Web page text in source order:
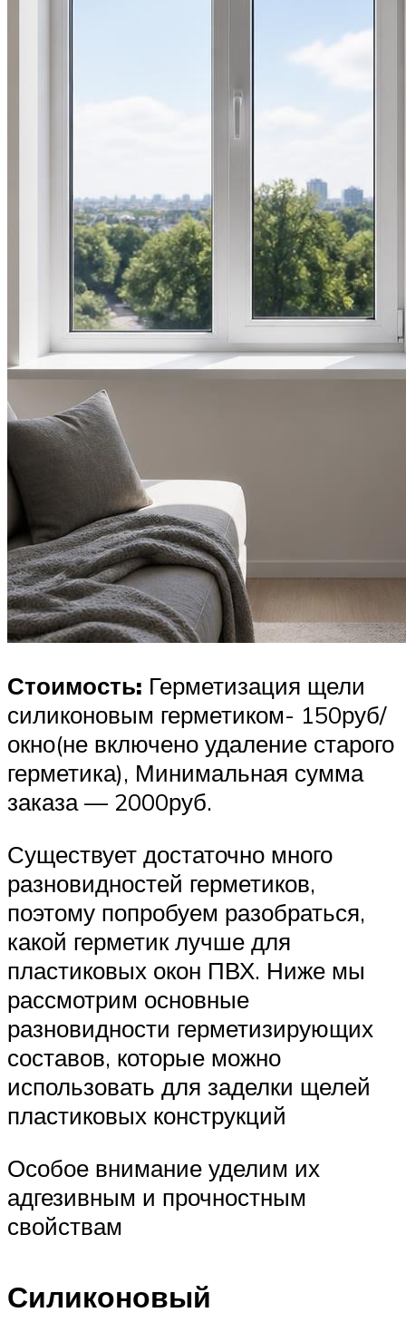
Стоимость: Герметизация щели
силиконовым герметиком- 150руб/
окно(не включено удаление старого
герметика), Минимальная сумма
заказа — 2000руб.
Существует достаточно много
разновидностей герметиков,
поэтому попробуем разобраться,
какой герметик лучше для
пластиковых окон ПВХ. Ниже мы
рассмотрим основные
разновидности герметизирующих
составов, которые можно
использовать для заделки щелей
пластиковых конструкций
Особое внимание уделим их
адгезивным и прочностным
свойствам
Силиконовый